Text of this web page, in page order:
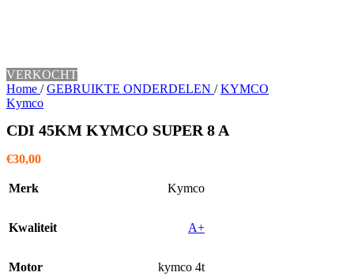
VERKOCHT
Home / GEBRUIKTE ONDERDELEN / KYMCO
Kymco
CDI 45KM KYMCO SUPER 8 A
€30,00
Merk Kymco
Kwaliteit A+
Motor kymco 4t